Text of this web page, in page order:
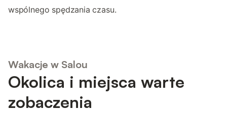
wspólnego spędzania czasu.
Wakacje w Salou
Okolica i miejsca warte
zobaczenia